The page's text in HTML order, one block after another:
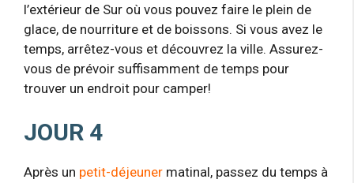
l’extérieur de Sur où vous pouvez faire le plein de
glace, de nourriture et de boissons. Si vous avez le
temps, arrêtez-vous et découvrez la ville. Assurez-
vous de prévoir suffisamment de temps pour
trouver un endroit pour camper!
JOUR 4
Après un petit-déjeuner matinal, passez du temps à